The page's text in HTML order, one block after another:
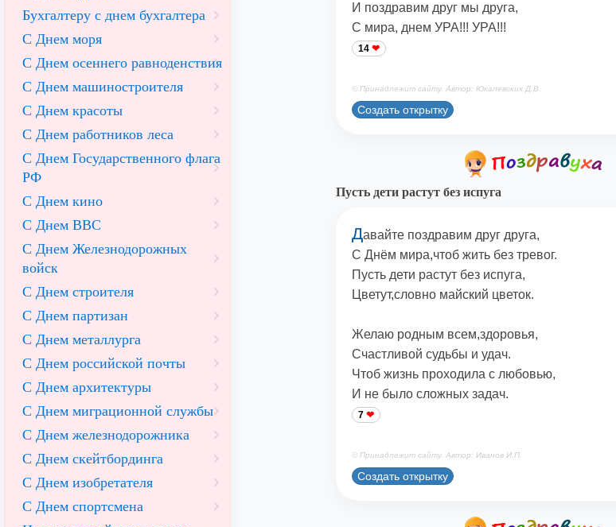
И поздравим друг мы друга,
С мира, днем УРА!!! УРА!!!
14
© Принадлежит сайту. Автор: Юкалевских Д.В.
Создать открытку
Пусть дети растут без испуга
Давайте поздравим друг друга,
С Днём мира,чтоб жить без тревог.
Пусть дети растут без испуга,
Цветут,словно майский цветок.
Желаю родным всем,здоровья,
Счастливой судьбы и удач.
Чтоб жизнь проходила с любовью,
И не было сложных задач.
7
© Принадлежит сайту. Автор: Иванов И.П.
Создать открытку
Бухгалтеру с днем бухгалтера
С Днем моря
С Днем осеннего равноденствия
С Днем машиностроителя
С Днем красоты
С Днем работников леса
С Днем Государственного флага
РФ
С Днем кино
С Днем ВВС
С Днем Железнодорожных
войск
С Днем строителя
С Днем партизан
С Днем металлурга
С Днем российской почты
С Днем архитектуры
С Днем миграционной службы
С Днем железнодорожника
С Днем скейтбординга
С Днем изобретателя
С Днем спортсмена